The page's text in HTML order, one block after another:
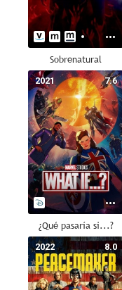
Sobrenatural
7.6
2021
¿Qué pasaría si...?
8.0
2022